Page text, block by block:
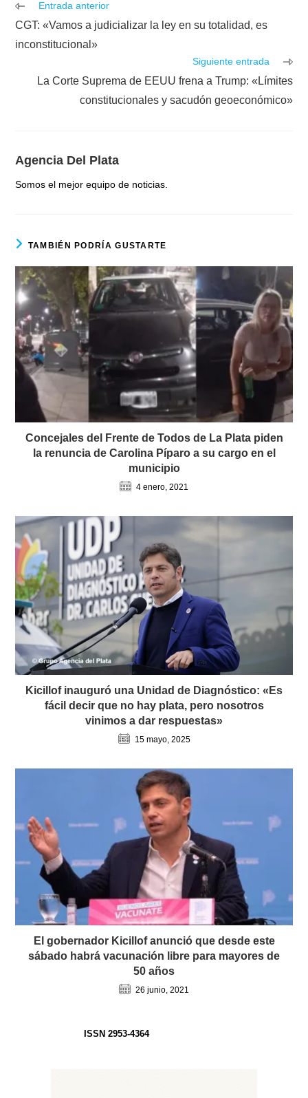
Leer
artículos
Entrada anterior
CGT: «Vamos a judicializar la ley en su totalidad, es
inconstitucional»
Siguiente entrada
La Corte Suprema de EEUU frena a Trump: «Límites
constitucionales y sacudón geoeconómico»
Agencia Del Plata
Somos el mejor equipo de noticias.
TAMBIÉN PODRÍA GUSTARTE
Concejales del Frente de Todos de La Plata piden
la renuncia de Carolina Píparo a su cargo en el
municipio
4 enero, 2021
Kicillof inauguró una Unidad de Diagnóstico: «Es
fácil decir que no hay plata, pero nosotros
vinimos a dar respuestas»
15 mayo, 2025
El gobernador Kicillof anunció que desde este
sábado habrá vacunación libre para mayores de
50 años
26 junio, 2021
ISSN 2953-4364